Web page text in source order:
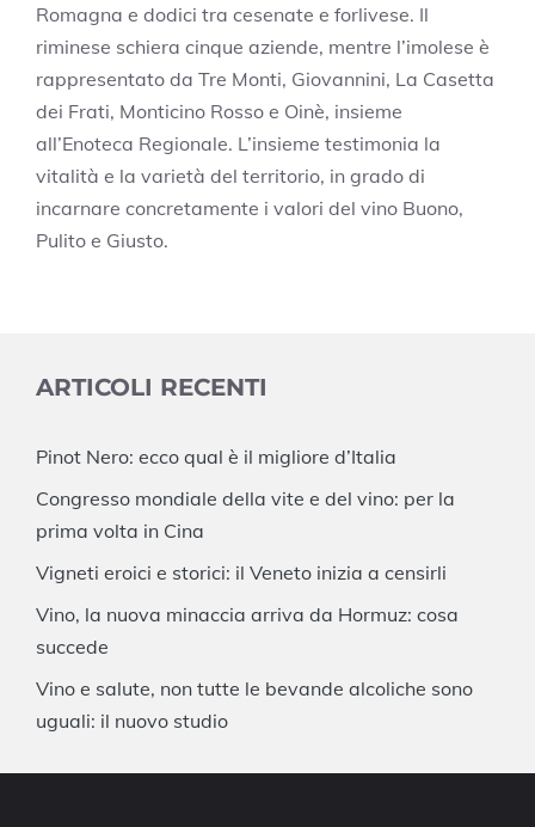
Romagna e dodici tra cesenate e forlivese. Il
riminese schiera cinque aziende, mentre l’imolese è
rappresentato da Tre Monti, Giovannini, La Casetta
dei Frati, Monticino Rosso e Oinè, insieme
all’Enoteca Regionale. L’insieme testimonia la
vitalità e la varietà del territorio, in grado di
incarnare concretamente i valori del vino Buono,
Pulito e Giusto.
ARTICOLI RECENTI
Pinot Nero: ecco qual è il migliore d’Italia
Congresso mondiale della vite e del vino: per la
prima volta in Cina
Vigneti eroici e storici: il Veneto inizia a censirli
Vino, la nuova minaccia arriva da Hormuz: cosa
succede
Vino e salute, non tutte le bevande alcoliche sono
uguali: il nuovo studio